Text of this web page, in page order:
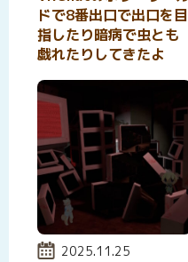
ドで8番出口で出口を目
指したり暗病で虫とも
戯れたりしてきたよ
投稿日:
2025.11.25